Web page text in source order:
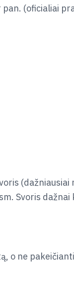
(oficialiai
Svoris
o ne